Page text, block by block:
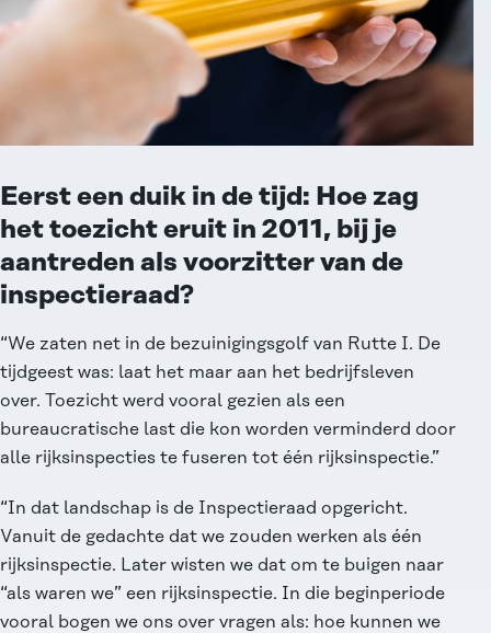
Eerst een duik in de tijd: Hoe zag
het toezicht eruit in 2011, bij je
aantreden als voorzitter van de
inspectieraad?
“We zaten net in de bezuinigingsgolf van Rutte I. De
tijdgeest was: laat het maar aan het bedrijfsleven
over. Toezicht werd vooral gezien als een
bureaucratische last die kon worden verminderd door
alle rijksinspecties te fuseren tot één rijksinspectie.”
“In dat landschap is de Inspectieraad opgericht.
Vanuit de gedachte dat we zouden werken als één
rijksinspectie. Later wisten we dat om te buigen naar
“als waren we” een rijksinspectie. In die beginperiode
vooral bogen we ons over vragen als: hoe kunnen we